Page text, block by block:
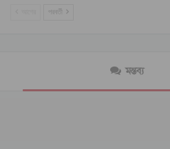
পরবর্তী
মন্তব্য